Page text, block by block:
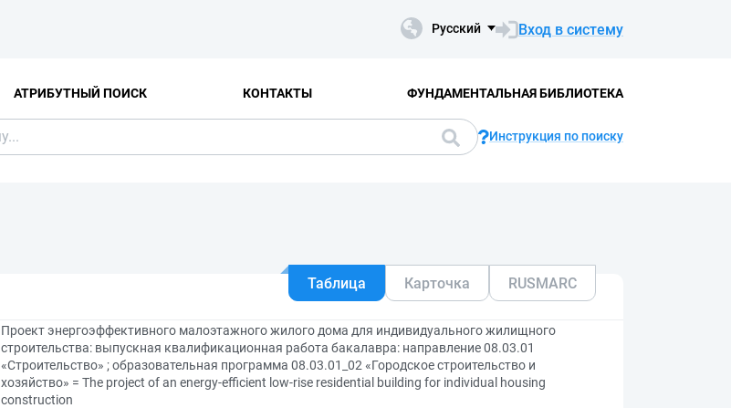
Русский Вход в систему
АТРИБУТНЫЙ ПОИСК КОНТАКТЫ ФУНДАМЕНТАЛЬНАЯ БИБЛИОТЕКА
Инструкция по поиску
Таблица Карточка RUSMARC
Проект энергоэффективного малоэтажного жилого дома для индивидуального жилищного
строительства: выпускная квалификационная работа бакалавра: направление 08.03.01
«Строительство» ; образовательная программа 08.03.01_02 «Городское строительство и
хозяйство» = The project of an energy-efficient low-rise residential building for individual housing
construction